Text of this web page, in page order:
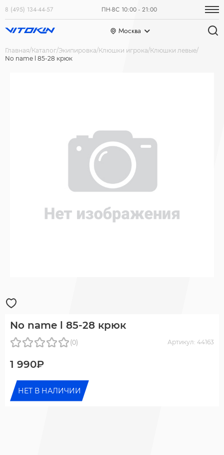
8 (495) 134-44-57 ПН-ВС 10:00 - 21:00
Москва
Главная Каталог Экипировка Клюшки игрока Клюшки левые
No name l 85-28 крюк
No name l 85-28 крюк
(0) Артикул: 44163
1 990₽
НЕТ В НАЛИЧИИ